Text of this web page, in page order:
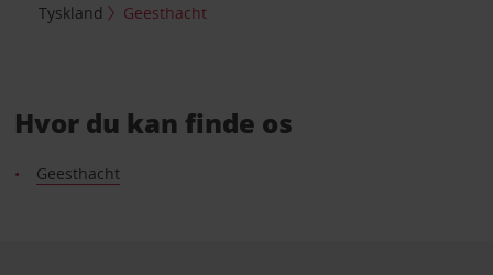
Tyskland
Geesthacht
Hvor du kan finde os
Geesthacht